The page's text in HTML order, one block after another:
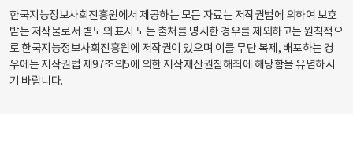
한국지능정보사회진흥원에서 제공하는 모든 자료는 저작권법에 의하여 보호
받는 저작물로서 별도의 표시 도는 출처를 명시한 경우를 제외하고는 원칙적으
로 한국지능정보사회진흥원에 저작권이 있으며 이를 무단 복제, 배포하는 경
우에는 저작권법 제97조의5에 의한 저작재산권침해죄에 해당함을 유념하시
기 바랍니다.